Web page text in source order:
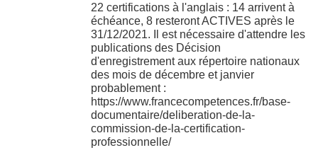
22 certifications à l'anglais : 14 arrivent à
échéance, 8 resteront ACTIVES après le
31/12/2021. Il est nécessaire d'attendre les
publications des Décision
d'enregistrement aux répertoire nationaux
des mois de décembre et janvier
probablement :
https://www.francecompetences.fr/base-
documentaire/deliberation-de-la-
commission-de-la-certification-
professionnelle/